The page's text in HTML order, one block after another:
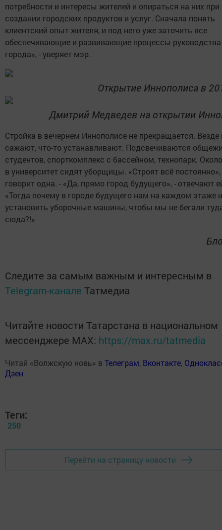
потребности и интересы жителей и опираться на них при
создании городских продуктов и услуг. Сначала понять
клиентский опыт жителя, и под него уже заточить все
обеспечивающие и развивающие процессы руководства
города», - уверяет мэр.
Открытие Иннополиса в
Дмитрий Медведев на открытии
Стройка в вечернем Иннополисе не прекращается. Везде
сажают, что-то устанавливают. Подсвечиваются
студентов, спорткомплекс с бассейном, технопарк.
в университет сидят уборщицы. «Строят всё постоянно»,
говорит одна. - «Да, прямо город будущего», - отвечают
«Тогда почему в городе будущего нам на каждом этаже
установить уборочные машины, чтобы мы не бегали
сюда?!»
Следите за самым важным и интересным в
Telegram-канале Татмедиа
Читайте новости Татарстана в национальном
мессенджере MАХ: https://max.ru/tatmedia
Читай «Волжскую новь» в Телеграм, Вконтакте,
Дзен
Теги:
250
Перейти на страницу новости